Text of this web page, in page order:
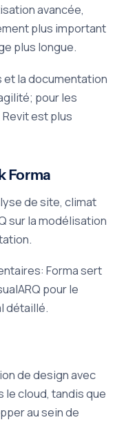
avancée,
plus important
plus longue.
la documentation
pour les
est plus
Forma
de site, climat
sur la modélisation
Forma sert
pour le
détaillé.
de design avec
cloud, tandis que
au sein de